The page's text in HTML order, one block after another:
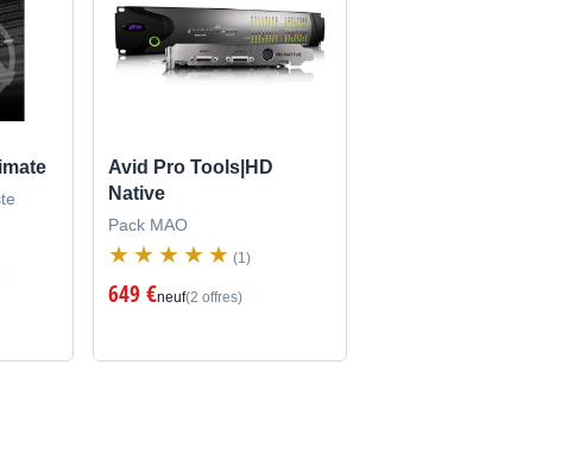
Avid Pro Tools|HD
Native
Pack MAO
(1)
649 €neuf(2 offres)